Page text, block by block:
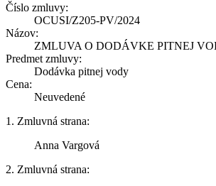
Číslo zmluvy:
OCUSI/Z205-PV/2024
Názov:
ZMLUVA O DODÁVKE PITNEJ
Predmet zmluvy:
Dodávka pitnej vody
Cena:
Neuvedené
1. Zmluvná strana:
Anna Vargová
2. Zmluvná strana: